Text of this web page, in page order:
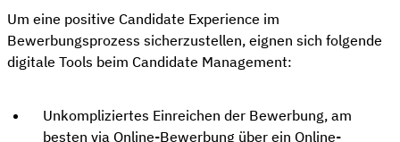
Um eine positive Candidate Experience im
Bewerbungsprozess sicherzustellen, eignen sich folgende
digitale Tools beim Candidate Management:
Unkompliziertes Einreichen der Bewerbung, am
besten via Online-Bewerbung über ein Online-